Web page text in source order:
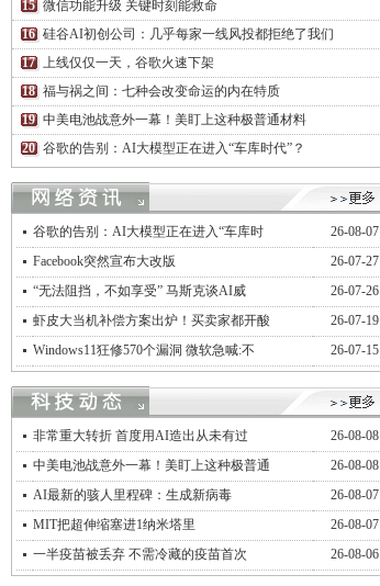
微信功能升级 关键时刻能救命
硅谷AI初创公司：几乎每家一线风投都拒绝了我们
上线仅仅一天，谷歌火速下架
福与祸之间：七种会改变命运的内在特质
中美电池战意外一幕！美盯上这种极普通材料
谷歌的告别：AI大模型正在进入“车库时代”？
谷歌的告别：AI大模型正在进入“车库时
26-08-07
Facebook突然宣布大改版
26-07-27
“无法阻挡，不如享受” 马斯克谈AI威
26-07-26
虾皮大当机补偿方案出炉！买卖家都开酸
26-07-19
Windows11狂修570个漏洞 微软急喊:不
26-07-15
非常重大转折 首度用AI造出从未有过
26-08-08
中美电池战意外一幕！美盯上这种极普通
26-08-08
AI最新的骇人里程碑：生成新病毒
26-08-07
MIT把超伸缩塞进1纳米塔里
26-08-07
一半疫苗被丢弃 不需冷藏的疫苗首次
26-08-06